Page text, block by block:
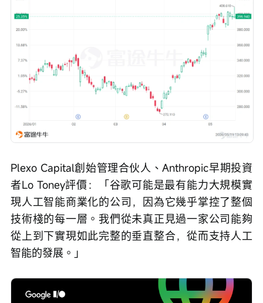
Plexo Capital創始管理合伙人、Anthropic早期投資
者Lo Toney評價：「谷歌可能是最有能力大規模實
現人工智能商業化的公司，因為它幾乎掌控了整個
技術棧的每一層。我們從未真正見過一家公司能夠
從上到下實現如此完整的垂直整合，從而支持人工
智能的發展。」